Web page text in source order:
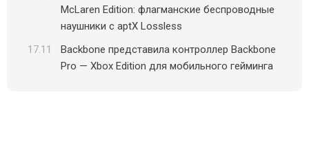
McLaren Edition: флагманские беспроводные
наушники с aptX Lossless
17.11
Backbone представила контроллер Backbone
Pro — Xbox Edition для мобильного гейминга